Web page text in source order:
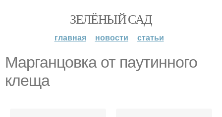
ЗЕЛЁНЫЙ САД
главная новости статьи
Марганцовка от паутинного
клеща